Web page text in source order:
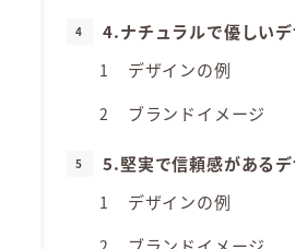
4.ナチュラルで優しい
デザインの例
ブランドイメージ
5.堅実で信頼感がある
デザインの例